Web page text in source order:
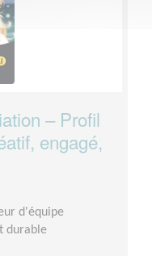
– Profil
engagé,
d'équipe
durable